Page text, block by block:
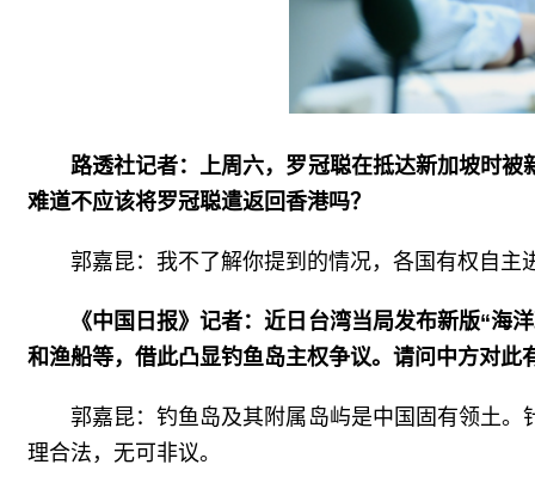
路透社记者：上周六，罗冠聪在抵达新加坡时
难道不应该将罗冠聪遣返回香港吗？
郭嘉昆：我不了解你提到的情况，各国有权自
《中国日报》记者：近日台湾当局发布新版“海
和渔船等，借此凸显钓鱼岛主权争议。请问中方对此
郭嘉昆：钓鱼岛及其附属岛屿是中国固有领土
理合法，无可非议。